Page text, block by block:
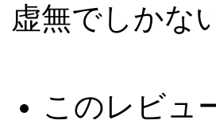
虚無でしかな
このレビュ